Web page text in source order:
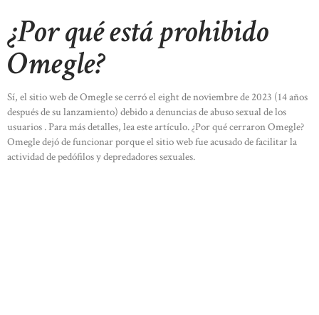
¿Por qué está prohibido
Omegle?
Sí, el sitio web de Omegle se cerró el eight de noviembre de 2023 (14 años
después de su lanzamiento) debido a denuncias de abuso sexual de los
usuarios . Para más detalles, lea este artículo. ¿Por qué cerraron Omegle?
Omegle dejó de funcionar porque el sitio web fue acusado de facilitar la
actividad de pedófilos y depredadores sexuales.